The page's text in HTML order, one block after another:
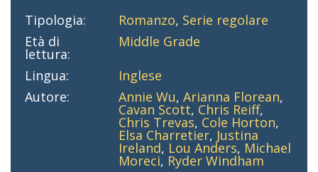
Tipologia: Romanzo, Serie regolare
Età di
lettura:
Middle Grade
Lingua:
Inglese
Autore:
Annie Wu,Arianna Florean,
Cavan Scott, Chris Reiff,
Chris Trevas, Cole Horton,
Elsa Charretier, Justina
Ireland, Lou Anders, Michael
Moreci, Ryder Windham